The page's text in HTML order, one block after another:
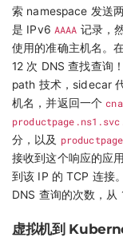
索 namespace 发送
是 IPv6 AAAA 记录，
使用的准确主机名。
12 次 DNS 查找查询
path 技术，sidecar
机名，并返回一个
分，以及
接收到这个响应的应
到该 IP 的 TCP 连接
DNS 查询的次数，从
虚拟机到